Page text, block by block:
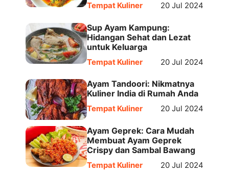
Tempat Kuliner 20 Jul 2024
Sup Ayam Kampung:
Hidangan Sehat dan Lezat
untuk Keluarga
Tempat Kuliner 20 Jul 2024
Ayam Tandoori: Nikmatnya
Kuliner India di Rumah Anda
Tempat Kuliner 20 Jul 2024
Ayam Geprek: Cara Mudah
Membuat Ayam Geprek
Crispy dan Sambal Bawang
Tempat Kuliner 20 Jul 2024